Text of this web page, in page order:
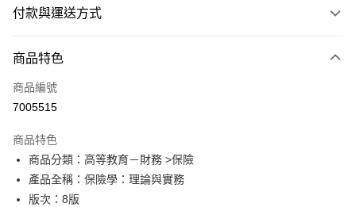
付款與運送方式
信用卡一次付款
超商取貨付款
Google Pay
ATM付款
商品特色
商品編號
7005515
商品特色
商品分類：高等教育－財務 >保險
產品全稱：保險學：理論與實務
版次：8版